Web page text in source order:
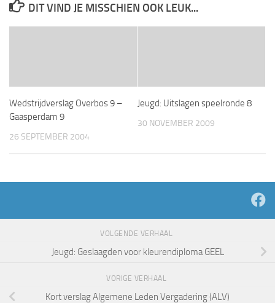
DIT VIND JE MISSCHIEN OOK LEUK...
Wedstrijdverslag Overbos 9 –
Gaasperdam 9
26 SEPTEMBER 2004
Jeugd: Uitslagen speelronde 8
30 NOVEMBER 2009
VOLGENDE VERHAAL
Jeugd: Geslaagden voor kleurendiploma GEEL
VORIGE VERHAAL
Kort verslag Algemene Leden Vergadering (ALV)